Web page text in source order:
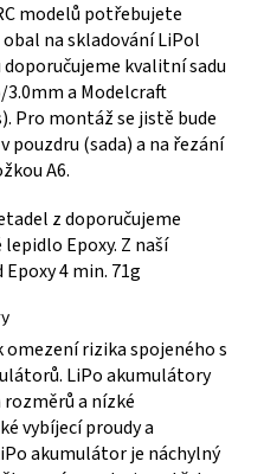
modelů potřebujete
na skladování LiPol
kvalitní sadu
3.0mm a Modelcraft
Pro montáž se jistě bude
(sada) a na řezání
A6.
z doporučujeme
Epoxy. Z naší
4 min. 71g
omezení rizika spojeného s
LiPo akumulátory
a nízké
vybíjecí proudy a
akumulátor je náchylný